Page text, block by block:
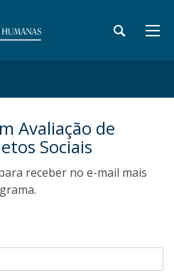
Avaliação de
Sociais
receber no e-mail mais